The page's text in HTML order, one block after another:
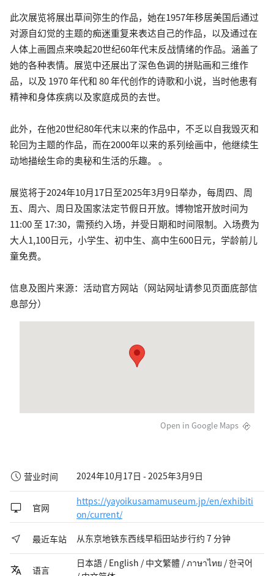
此次展览将展出草间弥生的作品，她在1957年移居美国后通过
对源自幻觉的主题的痴迷重复来表达自己的作品，以及通过在
人体上画圆点来唤起20世纪60年代末反战情绪的作品。涵盖了
她的各种表情。展览中还展出了深色色调的拼贴画和三维作
品，以及 1970 年代和 80 年代创作的诗歌和小说，当时他患有
精神和身体疾病以及家庭成员的去世。
此外，在他20世纪80年代末以来的作品中，不乏以自我毁灭和
轮回为主题的作品，而在2000年以来的系列绘画中，他继续生
动地描绘生命的奥秘和生活的乐趣。 。
展览将于2024年10月17日至2025年3月9日举办，每周四、周
五、周六、周日及国家法定节假日开放。博物馆开放时间为
11:00 至 17:30，需预约入场，并受日期和时间限制。入场费为
大人1,100日元，小学生、初中生、高中生600日元，学龄前儿
童免费。
信息及图片来源：活动官方网站（网站网址请参见页面底部信
息部分）
Open in Google Maps
营业时间 2024年10月17日 - 2025年3月9日
官网
https://yayoikusamamuseum.jp/en/exhibiti
on/current/
最近车站
从东京地铁东西线早稻田站步行约 7 分钟
语言
日本語 / English / 中文繁體 / ภาษาไทย / 한국어